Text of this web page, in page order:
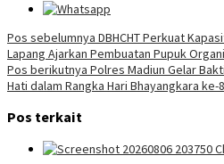
Navigasi
pos
Pos sebelumnya DBHCHT Perkuat
Lapang Ajarkan Pembuatan Pupuk
Pos berikutnya Polres Madiun Gelar
Hati dalam Rangka Hari Bhayangkara ke-
Pos terkait